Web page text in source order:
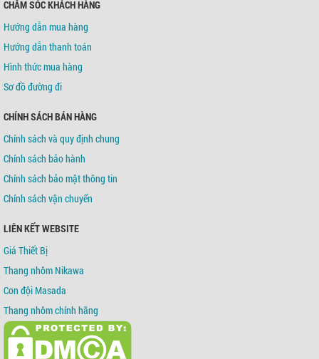
CHĂM SÓC KHÁCH HÀNG
Hướng dẫn mua hàng
Hướng dẫn thanh toán
Hình thức mua hàng
Sơ đồ đường đi
CHÍNH SÁCH BÁN HÀNG
Chính sách và quy định chung
Chính sách bảo hành
Chính sách bảo mật thông tin
Chính sách vận chuyển
LIÊN KẾT WEBSITE
Giá Thiết Bị
Thang nhôm Nikawa
Con đội Masada
Thang nhôm chính hãng